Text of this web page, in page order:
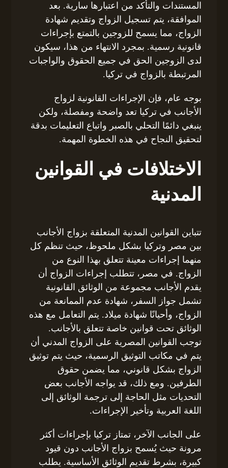
المستندات والتأكد من اعتبارها سارية. بعد
الموافقة، يتم تسجيل الزواج وتقديم شهادة
الزواج، مما يسمح للزوجين بالتمتع بإجراءات
قانونية رسمية. بمجرد الانتهاء من هذا، سيكون
لدى الزوجين الحق في جميع الحقوق والواجبات
المرتبطة بالزواج في تركيا.
بوجه عام، فإن الإجراءات القانونية لزواج
الأجانب في تركيا تعد واضحة ومفصلة، ولكن
ينبغي دائمًا التحلي بالصبر واتباع التعليمات بدقة
لتحقيق النجاح في هذه الخطوة المهمة.
الاختلافات في القوانين
المدنية
تتباين القوانين المدنية المتعلقة بزواج الأجانب
بين مصر وتركيا بشكل ملحوظ، حيث تنظم كل
منهما إجراءات معينة تتعلق بهذا النوع من
الزواج. في مصر، تتطلب إجراءات الزواج أن
يقدم الأجانب مجموعة من الوثائق القانونية
تشمل جواز السفر، شهادة عدم الممانعة من
الزواج، وأحيانًا شهادة ميلاد. يتم التعامل مع هذه
الوثائق تحت قوانين خاصة تتعلق بالأجانب.
توجب القوانين المصرية على الزواج المدني أن
يتم في مكاتب التوثيق الرسمية، حيث يتم توثيق
الزواج بشكل قانوني، مما يضمن حقوق
الطرفين. ومع ذلك، قد يواجه الأجانب بعض
التحديات مثل الحاجة إلى ترجمة الوثائق إلى
اللغة العربية وتأخير الإجراءات.
على الجانب الآخر، تمتاز تركيا بإجراءات أكثر
مرونة حيث يُسمح بزواج الأجانب دون قيود
كبيرة، بشرط تقديم الوثائق الأساسية. يطلب